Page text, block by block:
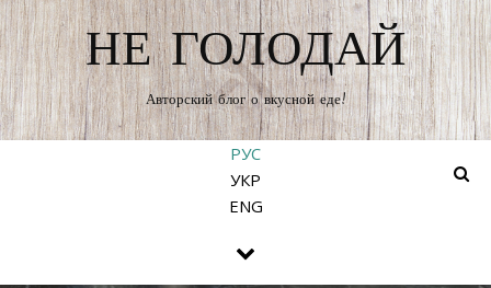
НЕ ГОЛОДАЙ
Авторский блог о вкусной еде!
РУС
УКР
ENG